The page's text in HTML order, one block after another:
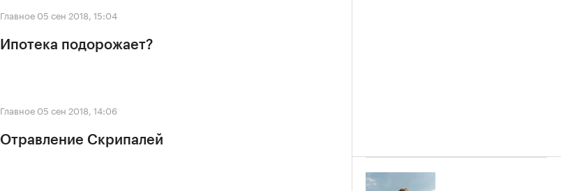
Главное 05 сен 2018, 15:04
Ипотека подорожает?
Главное 05 сен 2018, 14:06
Отравление Скрипалей